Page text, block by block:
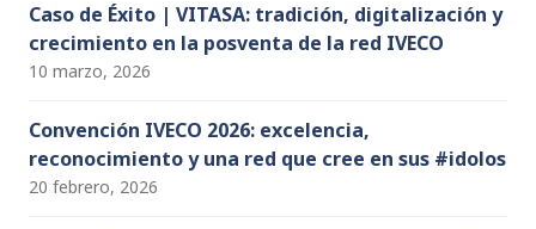
Caso de Éxito | VITASA: tradición, digitalización y
crecimiento en la posventa de la red IVECO
10 marzo, 2026
Convención IVECO 2026: excelencia,
reconocimiento y una red que cree en sus #idolos
20 febrero, 2026